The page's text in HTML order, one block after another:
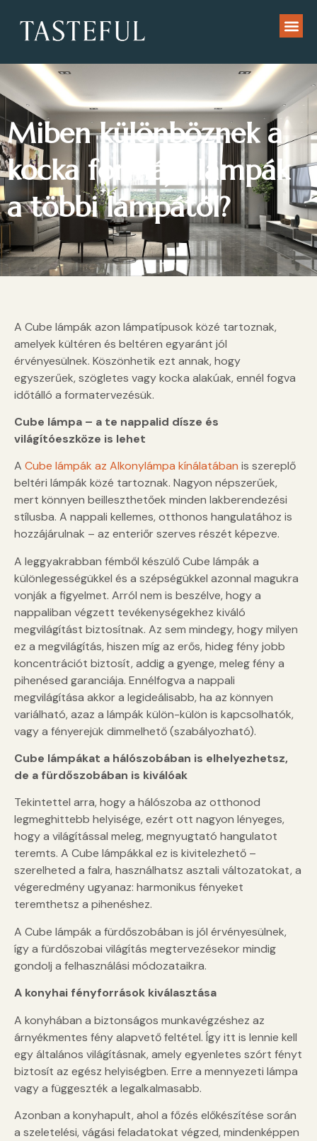
Miben különböznek a
kocka formájú lámpák
a többi lámpától?
A Cube lámpák azon lámpatípusok közé tartoznak,
amelyek kültéren és beltéren egyaránt jól
érvényesülnek. Köszönhetik ezt annak, hogy
egyszerűek, szögletes vagy kocka alakúak, ennél fogva
időtálló a formatervezésük.
Cube lámpa – a te nappalid dísze és
világítóeszköze is lehet
A Cube lámpák az Alkonylámpa kínálatában is szereplő
beltéri lámpák közé tartoznak. Nagyon népszerűek,
mert könnyen beilleszthetőek minden lakberendezési
stílusba. A nappali kellemes, otthonos hangulatához is
hozzájárulnak – az enteriőr szerves részét képezve.
A leggyakrabban fémből készülő Cube lámpák a
különlegességükkel és a szépségükkel azonnal magukra
vonják a figyelmet. Arról nem is beszélve, hogy a
nappaliban végzett tevékenységekhez kiváló
megvilágítást biztosítnak. Az sem mindegy, hogy milyen
ez a megvilágítás, hiszen míg az erős, hideg fény jobb
koncentrációt biztosít, addig a gyenge, meleg fény a
pihenésed garanciája. Ennélfogva a nappali
megvilágítása akkor a legideálisabb, ha az könnyen
variálható, azaz a lámpák külön-külön is kapcsolhatók,
vagy a fényerejük dimmelhető (szabályozható).
Cube lámpákat a hálószobában is elhelyezhetsz,
de a fürdőszobában is kiválóak
Tekintettel arra, hogy a hálószoba az otthonod
legmeghittebb helyisége, ezért ott nagyon lényeges,
hogy a világítással meleg, megnyugtató hangulatot
teremts. A Cube lámpákkal ez is kivitelezhető –
szerelheted a falra, használhatsz asztali változatokat, a
végeredmény ugyanaz: harmonikus fényeket
teremthetsz a pihenéshez.
A Cube lámpák a fürdőszobában is jól érvényesülnek,
így a fürdőszobai világítás megtervezésekor mindig
gondolj a felhasználási módozataikra.
A konyhai fényforrások kiválasztása
A konyhában a biztonságos munkavégzéshez az
árnyékmentes fény alapvető feltétel. Így itt is lennie kell
egy általános világításnak, amely egyenletes szórt fényt
biztosít az egész helyiségben. Erre a mennyezeti lámpa
vagy a függeszték a legalkalmasabb.
Azonban a konyhapult, ahol a főzés előkészítése során
a szeletelési, vágási feladatokat végzed, mindenképpen